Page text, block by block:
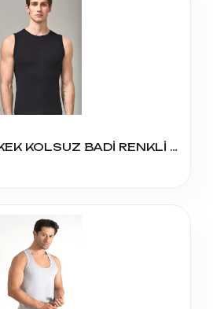
1013 RİBANA ERKEK KOLSUZ BADİ RENKLİ 51